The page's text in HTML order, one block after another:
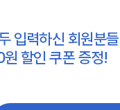
입력하신 회원분
할인 쿠폰 증정!